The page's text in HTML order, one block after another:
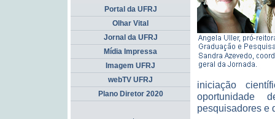
iniciação
oportunidade
pesquisadores e
Portal da UFRJ
Olhar Vital
Jornal da UFRJ
Mídia Impressa
Imagem UFRJ
webTV UFRJ
Plano Diretor 2020